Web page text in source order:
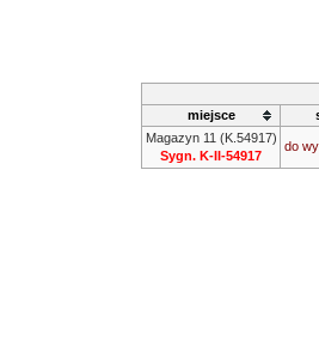
miejsce
Magazyn 11 (K.54917)
Sygn. K-II-54917
do